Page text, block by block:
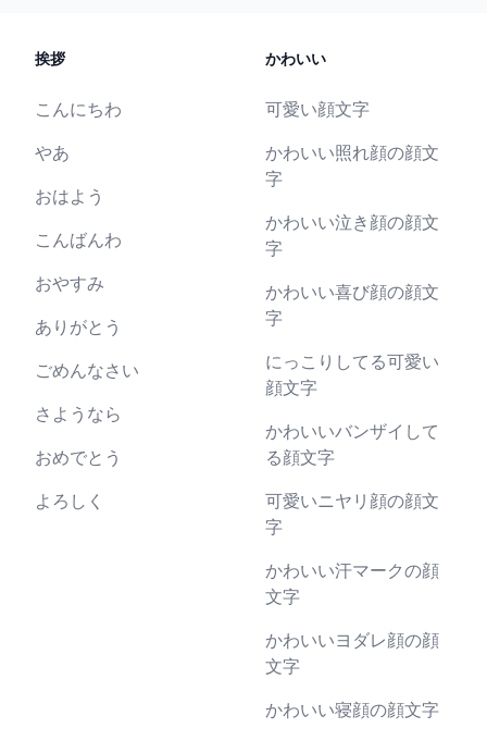
挨拶
こんにちわ
やあ
おはよう
こんばんわ
おやすみ
ありがとう
ごめんなさい
さようなら
おめでとう
よろしく
かわいい
可愛い顔文字
かわいい照れ顔の顔文
字
かわいい泣き顔の顔文
字
かわいい喜び顔の顔文
字
にっこりしてる可愛い
顔文字
かわいいバンザイして
る顔文字
可愛いニヤリ顔の顔文
字
かわいい汗マークの顔
文字
かわいいヨダレ顔の顔
文字
かわいい寝顔の顔文字